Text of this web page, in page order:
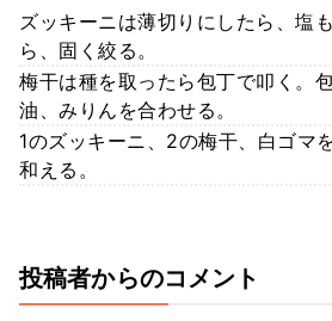
ズッキーニは薄切りにしたら、塩
ら、固く絞る。
梅干は種を取ったら包丁で叩く。
油、みりんを合わせる。
1のズッキーニ、2の梅干、白ゴマ
和える。
投稿者からのコメント